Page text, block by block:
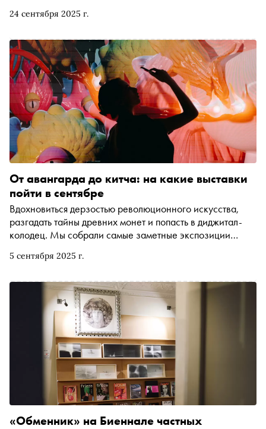
24 сентября 2025 г.
Рассказываем, чем заняться и куда сходить на
5 сентября 2025 г.
От авангарда до китча: на какие выставки
пойти в сентябре
Вдохновиться дерзостью революционного искусства,
разгадать тайны древних монет и попасть в диджитал-
колодец. Мы собрали самые заметные экспозиции
исследования северного мифа в Пушкинском музее до
Суздале
«Обменник» на Биеннале частных